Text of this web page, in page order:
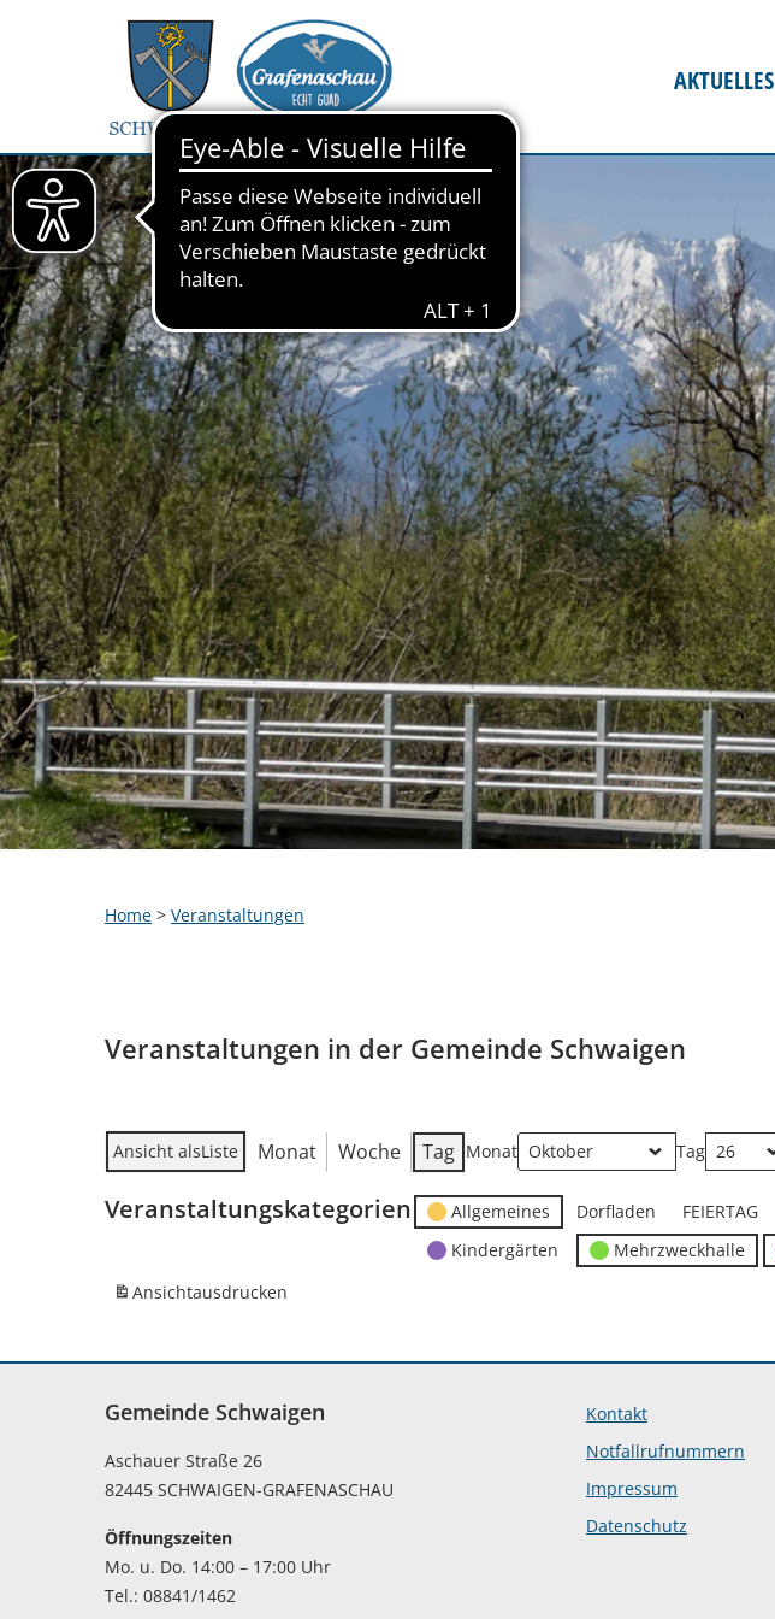
AKTUELLES
Home > Veranstaltungen
Veranstaltungen in der Gemeinde Schwaigen
Ansicht alsListe Monat Woche Tag Monat Tag
Veranstaltungskategorien Allgemeines Dorfladen FEIERTAG
Kindergärten
Mehrzweckhalle
Ansichtausdrucken
Gemeinde Schwaigen
Aschauer Straße 26
82445 SCHWAIGEN-GRAFENASCHAU
Öffnungszeiten
Mo. u. Do. 14:00 – 17:00 Uhr
Tel.: 08841/1462
Kontakt
Notfallrufnummern
Impressum
Datenschutz